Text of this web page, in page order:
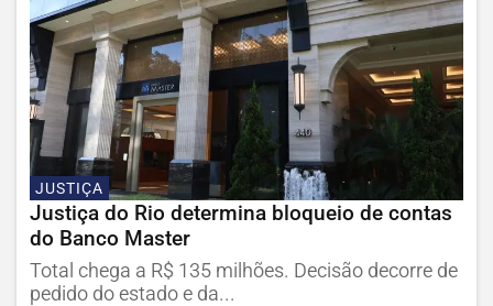
JUSTIÇA
Justiça do Rio determina bloqueio de contas
do Banco Master
Total chega a R$ 135 milhões. Decisão decorre de
pedido do estado e da...